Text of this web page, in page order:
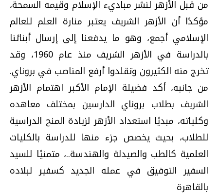
من قبل الأزهر لنشر مباديء الإسلام وقيمه السمحة،
مؤكدًا أن الأزهر الشريف يعتبر منارة العلم للعالم
الإسلامي أجمع، وهو ما يدفعنا إلى إرسال أبنائنا
بالدراسة في الأزهر الشريف منذ عام 1960، وقد
تخرج منه الكثيرون وتقلدوا أرفع المناصب في بروناي.
من جانبه، أكد فضيلة الإمام الأكبر اهتمام الأزهر
الشريف بطلاب بروناي الدارسين بمختلف معاهده
وكلياته، مبديًا استعداد الأزهر لزيادة المنح الدراسية
للطلاب، بحيث يخصص جزء منها للدراسة بالكليات
العلمية كالطب والصيدلة والهندسة..، متمنيًا للسيد
السفير التوفيق في عمله الجديد كسفير لبلاده
بالقاهرة